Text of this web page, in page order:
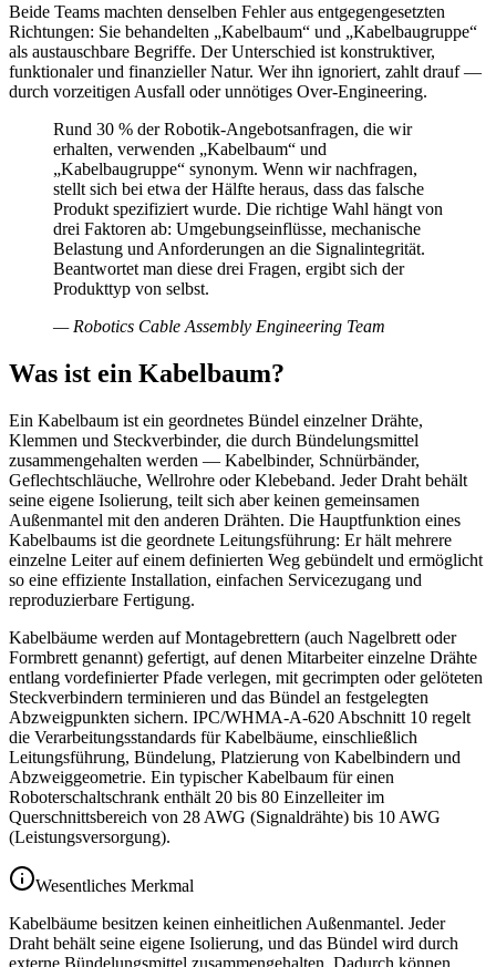
Beide Teams machten denselben Fehler aus entgegengesetzten
Richtungen: Sie behandelten „Kabelbaum“ und „Kabelbaugruppe“
als austauschbare Begriffe. Der Unterschied ist konstruktiver,
funktionaler und finanzieller Natur. Wer ihn ignoriert, zahlt drauf —
durch vorzeitigen Ausfall oder unnötiges Over-Engineering.
Rund 30 % der Robotik-Angebotsanfragen, die wir
erhalten, verwenden „Kabelbaum“ und
„Kabelbaugruppe“ synonym. Wenn wir nachfragen,
stellt sich bei etwa der Hälfte heraus, dass das falsche
Produkt spezifiziert wurde. Die richtige Wahl hängt von
drei Faktoren ab: Umgebungseinflüsse, mechanische
Belastung und Anforderungen an die Signalintegrität.
Beantwortet man diese drei Fragen, ergibt sich der
Produkttyp von selbst.
— Robotics Cable Assembly Engineering Team
Was ist ein Kabelbaum?
Ein Kabelbaum ist ein geordnetes Bündel einzelner Drähte,
Klemmen und Steckverbinder, die durch Bündelungsmittel
zusammengehalten werden — Kabelbinder, Schnürbänder,
Geflechtschläuche, Wellrohre oder Klebeband. Jeder Draht behält
seine eigene Isolierung, teilt sich aber keinen gemeinsamen
Außenmantel mit den anderen Drähten. Die Hauptfunktion eines
Kabelbaums ist die geordnete Leitungsführung: Er hält mehrere
einzelne Leiter auf einem definierten Weg gebündelt und ermöglicht
so eine effiziente Installation, einfachen Servicezugang und
reproduzierbare Fertigung.
Kabelbäume werden auf Montagebrettern (auch Nagelbrett oder
Formbrett genannt) gefertigt, auf denen Mitarbeiter einzelne Drähte
entlang vordefinierter Pfade verlegen, mit gecrimpten oder gelöteten
Steckverbindern terminieren und das Bündel an festgelegten
Abzweigpunkten sichern. IPC/WHMA-A-620 Abschnitt 10 regelt
die Verarbeitungsstandards für Kabelbäume, einschließlich
Leitungsführung, Bündelung, Platzierung von Kabelbindern und
Abzweiggeometrie. Ein typischer Kabelbaum für einen
Roboterschaltschrank enthält 20 bis 80 Einzelleiter im
Querschnittsbereich von 28 AWG (Signaldrähte) bis 10 AWG
(Leistungsversorgung).
Wesentliches Merkmal
Kabelbäume besitzen keinen einheitlichen Außenmantel. Jeder
Draht behält seine eigene Isolierung, und das Bündel wird durch
externe Bündelungsmittel zusammengehalten. Dadurch können